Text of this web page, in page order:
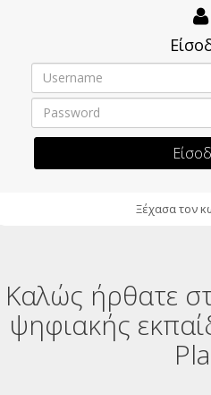
Ξέχασα τον
Καλώς ήρθατε
ψηφιακής